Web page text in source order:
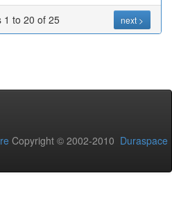
1 to 20 of 25 next >
Copyright © 2002-2010 Duraspace